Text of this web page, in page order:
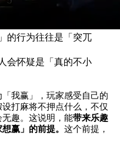
行为往往是「突兀
会怀疑是「真的不小
我赢」，玩家感受自己的
打麻将不押点什么，不仅
趣。这说明，能带来乐趣
赢」的前提。 这个前提，